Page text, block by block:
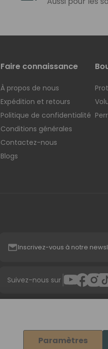
Faire connaissance
À propos de nous
Expédition et retours
Politique de confidentialité
Conditions générales
Contactez-nous
Blogs
Inscrivez-vous à notre
Suivez-nous sur|
Paramètres